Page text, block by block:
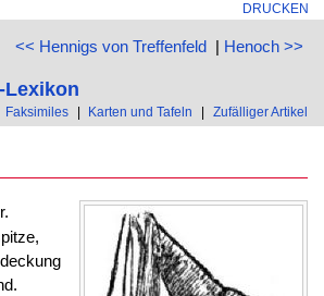
DRUCKEN
<< Hennigs von Treffenfeld| Henoch >>
Lexikon
Faksimiles Karten und Tafeln Zufälliger Artikel